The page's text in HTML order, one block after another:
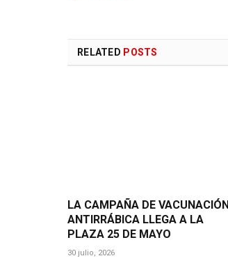
RELATED POSTS
LA CAMPAÑA DE VACUNACIÓN
ANTIRRÁBICA LLEGA A LA
PLAZA 25 DE MAYO
30 julio, 2026